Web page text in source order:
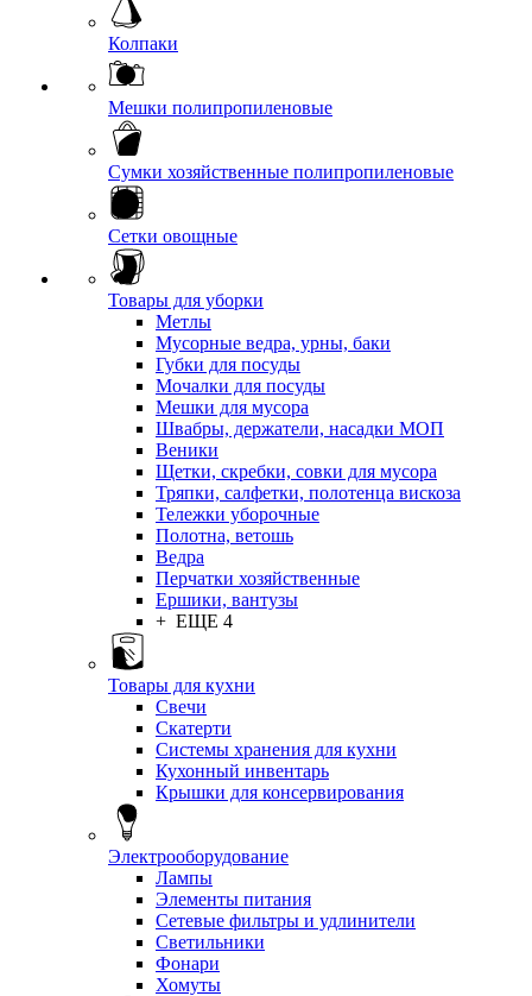
Колпаки
Мешки полипропиленовые
Сумки хозяйственные полипропиленовые
Сетки овощные
Товары для уборки
Метлы
Мусорные ведра, урны, баки
Губки для посуды
Мочалки для посуды
Мешки для мусора
Швабры, держатели, насадки МОП
Веники
Щетки, скребки, совки для мусора
Тряпки, салфетки, полотенца вискоза
Тележки уборочные
Полотна, ветошь
Ведра
Перчатки хозяйственные
Ершики, вантузы
+ ЕЩЕ 4
Товары для кухни
Свечи
Скатерти
Системы хранения для кухни
Кухонный инвентарь
Крышки для консервирования
Электрооборудование
Лампы
Элементы питания
Сетевые фильтры и удлинители
Светильники
Фонари
Хомуты